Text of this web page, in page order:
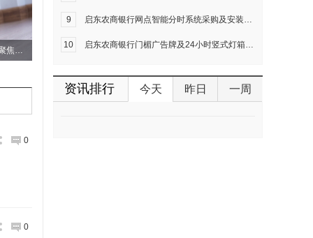
2021上海市网络举报宣传月开幕，聚焦未成年人网络保护
0
0
9 启东农商银行网点智能分时系统采购及安装项目 询价公告
10 启东农商银行门楣广告牌及24小时竖式灯箱改造工程 中标结果公示
资讯排行 今天 昨日 一周